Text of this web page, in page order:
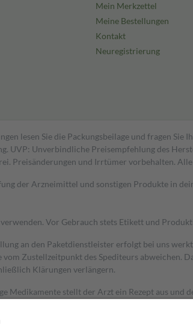
Mein Merkzettel
Meine Bestellungen
Kontakt
Neuregistrierung
lesen Sie die Packungsbeilage und fragen
UVP: Unverbindliche Preisempfehlung des
Preisänderungen und Irrtümer vorbehalten.
der Arzneimittel und sonstigen Produkte in
Vor Gebrauch stets Etikett und
an den Paketdienstleister erfolgt bei uns
Zustellzeitpunkt des Spediteurs abweichen.
Klärungen verlängern.
Medikamente stellt der Arzt ein Rezept aus und
Zuzahlungen in Höhe von zehn Prozent des